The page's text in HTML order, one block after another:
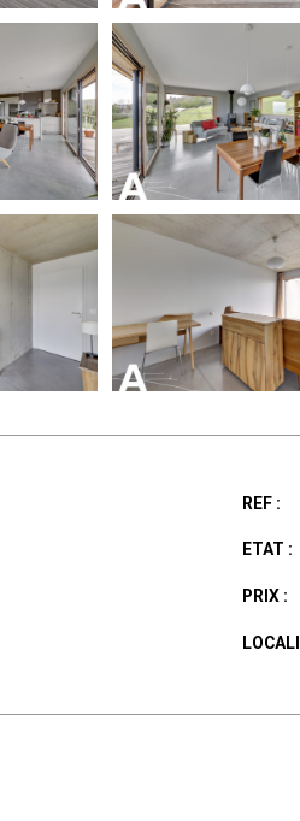
REF :
ETAT :
PRIX :